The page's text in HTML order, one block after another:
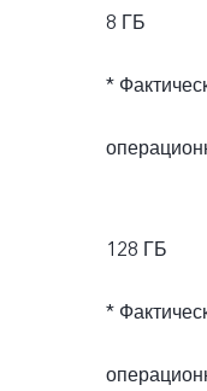
8 ГБ
*
128 ГБ
*